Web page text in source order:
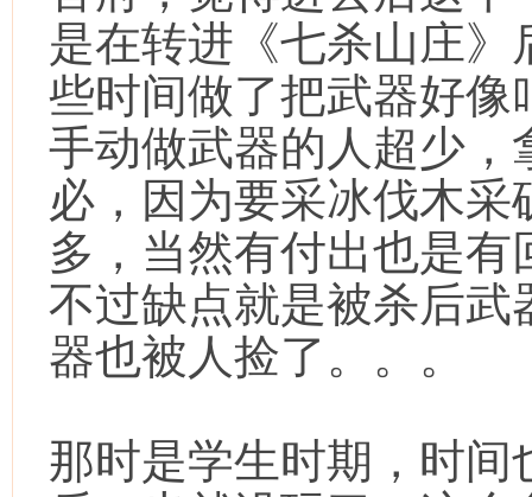
是在转进《七杀山庄
些时间做了把武器好
手动做武器的人超少
必，因为要采冰伐木
多，当然有付出也是
不过缺点就是被杀后
器也被人捡了。。。
那时是学生时期，时